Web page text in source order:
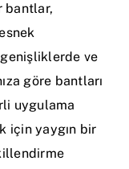
bantlar,
ve
göre bantları
uygulama
için yaygın bir